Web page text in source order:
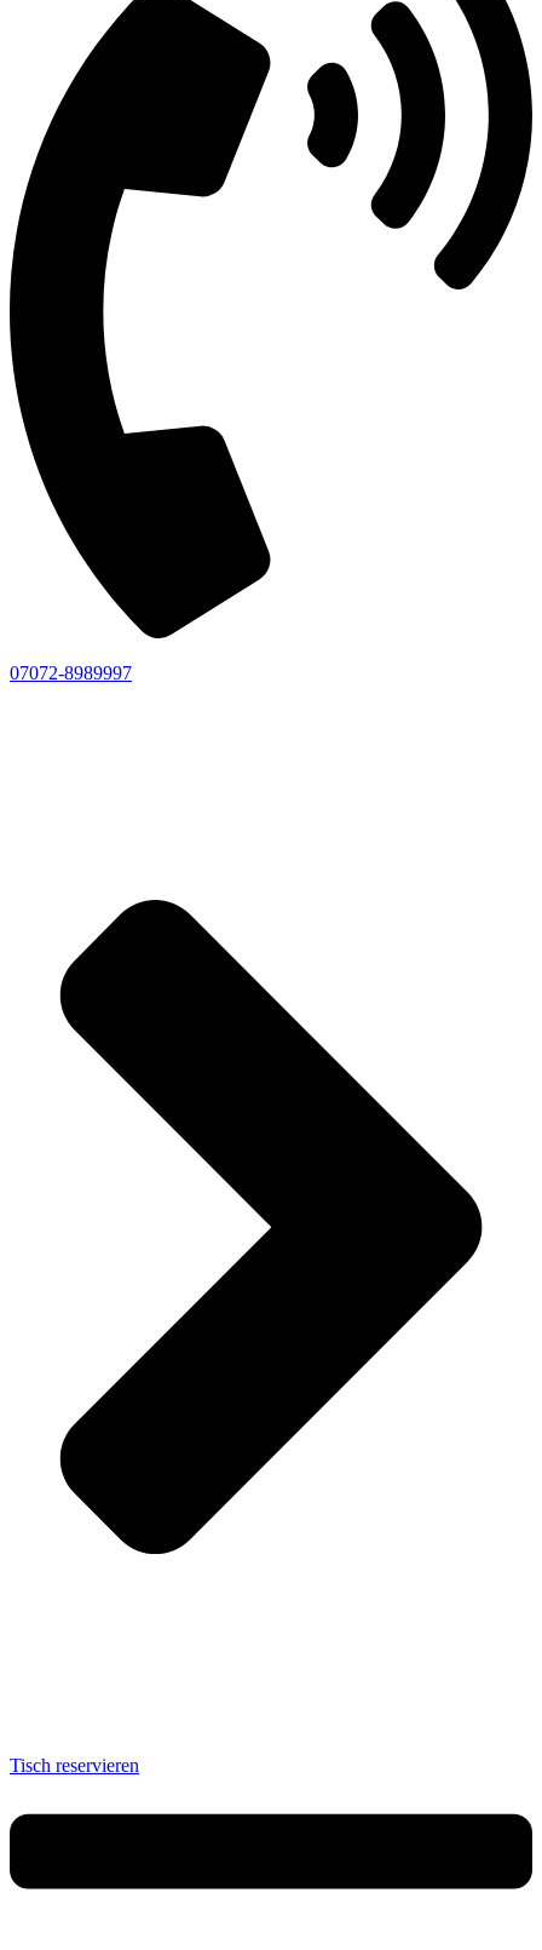
07072-8989997
Tisch reservieren